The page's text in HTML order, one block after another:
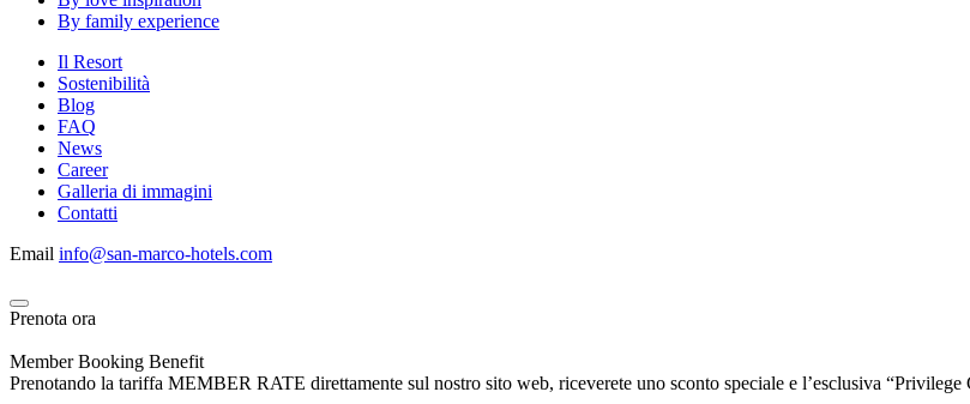
By family experience
Il Resort
Sostenibilità
Blog
FAQ
News
Career
Galleria di immagini
Contatti
Email info@san-marco-hotels.com
Prenota ora
Member Booking Benefit
Prenotando la tariffa MEMBER RATE direttamente sul nostro sito web, riceverete uno sconto speciale e l’esclusiva